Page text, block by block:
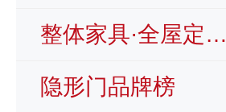
整体家具·全屋定制品牌榜
隐形门品牌榜